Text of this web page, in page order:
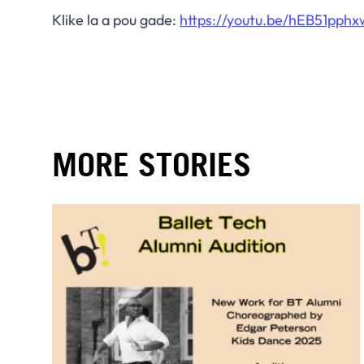
Klike la a pou gade: https://youtu.be/
MORE STORIES